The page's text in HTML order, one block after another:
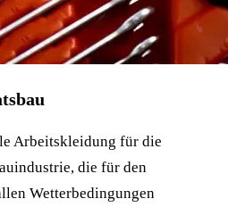
Arbeitskleidung für die
die für den
Wetterbedingungen